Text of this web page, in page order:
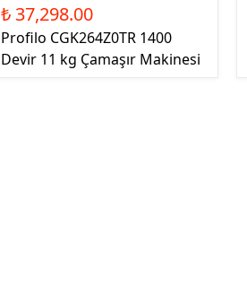
₺ 37,298.00
Profilo CGK264Z0TR 1400
Devir 11 kg Çamaşır Makinesi